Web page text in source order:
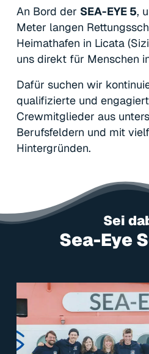
An Bord der SEA-EYE 5,
Meter langen
Heimathafen in Licata
uns direkt für Menschen
Dafür suchen wir
qualifizierte und
Crewmitglieder aus
Berufsfeldern und mit
Hintergründen.
Sei
Sea-Eye